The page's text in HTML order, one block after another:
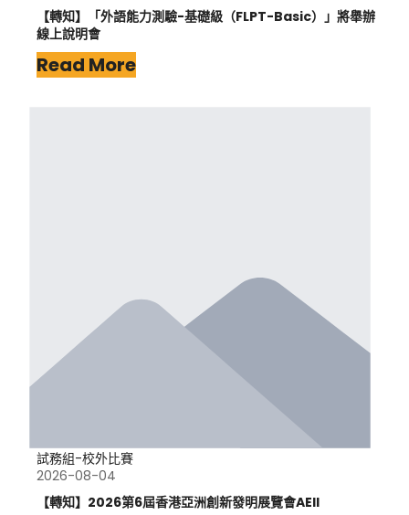
【轉知】「外語能力測驗-基礎級（FLPT-Basic）」將舉辦
線上說明會
Read More
試務組-校外比賽
2026-08-04
【轉知】2026第6屆香港亞洲創新發明展覽會AEII